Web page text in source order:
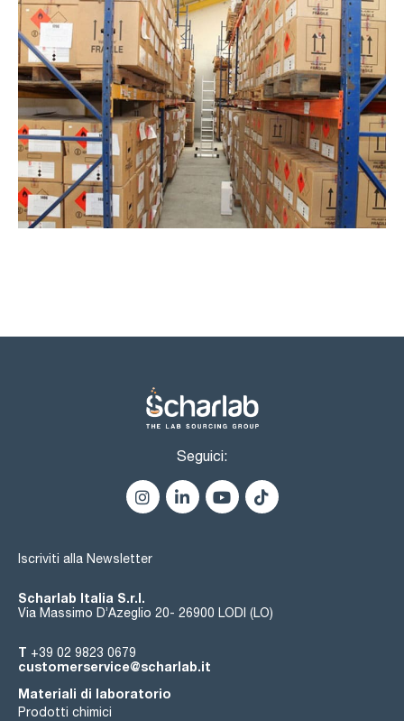
Seguici:
Iscriviti alla Newsletter
Scharlab Italia S.r.l.
Via Massimo D’Azeglio 20- 26900 LODI (LO)
T +39 02 9823 0679
customerservice@scharlab.it
Materiali di laboratorio
Prodotti chimici